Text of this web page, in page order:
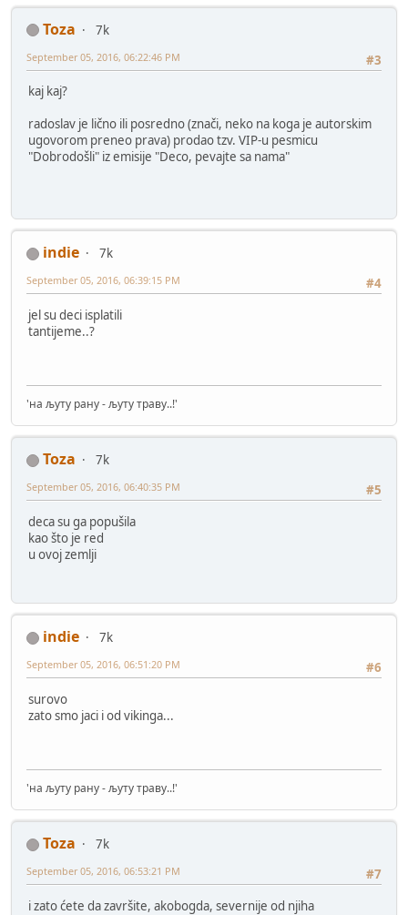
Toza
7k
#3
September 05, 2016, 06:22:46 PM
kaj kaj?
radoslav je lično ili posredno (znači, neko na koga je autorskim
ugovorom preneo prava) prodao tzv. VIP-u pesmicu
"Dobrodošli" iz emisije "Deco, pevajte sa nama"
indie
7k
#4
September 05, 2016, 06:39:15 PM
jel su deci isplatili
tantijeme..?
'на љуту рану - љуту траву..!'
Toza
7k
#5
September 05, 2016, 06:40:35 PM
deca su ga popušila
kao što je red
u ovoj zemlji
indie
7k
#6
September 05, 2016, 06:51:20 PM
surovo
zato smo jaci i od vikinga...
'на љуту рану - љуту траву..!'
Toza
7k
#7
September 05, 2016, 06:53:21 PM
i zato ćete da završite, akobogda, severnije od njiha